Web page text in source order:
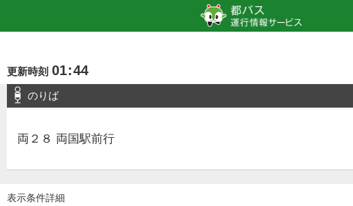
更新時刻 01:44
のりば
両２８ 両国駅前行
表示条件詳細